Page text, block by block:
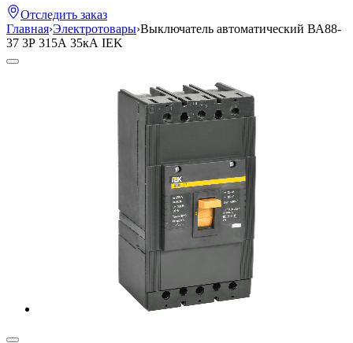
Отследить заказ
Главная›Электротовары›Выключатель автоматический ВА88-
37 3Р 315А 35кА IEK